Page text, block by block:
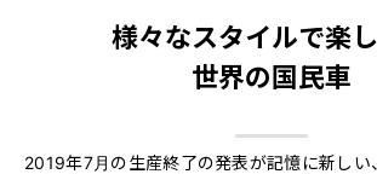
様々なスタイルで楽
世界の国民車
2019年7月の生産終了の発表が記憶に新しい